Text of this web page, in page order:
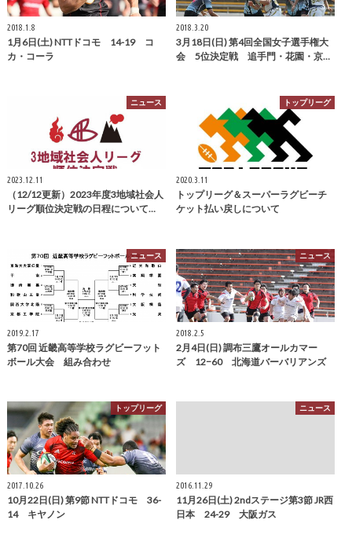
2018.1.8
1月6日(土) NTTドコモ 14-19 コ
カ・コーラ
2018.3.20
3月18日(日) 第4回全国女子選手権大
会 5位決定戦 追手門・花園・京…
ニュース
2023.12.11
（12/12更新）2023年度3地域社会人
リーグ順位決定戦の日程について…
トップリーグ
2020.3.11
トップリーグ＆スーパーラグビーチ
ケット払い戻しについて
ニュース
2019.2.17
第70回 近畿高等学校ラグビーフット
ボール大会 組み合わせ
ニュース
2018.2.5
2月4日(日) 調布三鷹オールカマー
ズ 12−60 北海道バーバリアンズ
トップリーグ
2017.10.26
10月22日(日) 第9節 NTTドコモ 36-
14 キヤノン
ニュース
2016.11.29
11月26日(土) 2ndステージ第3節 JR西
日本 24-29 大阪ガス